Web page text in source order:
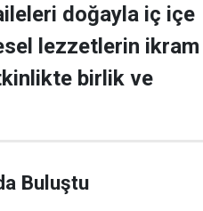
doğayla iç içe
lezzetlerin ikram
birlik ve
Buluştu